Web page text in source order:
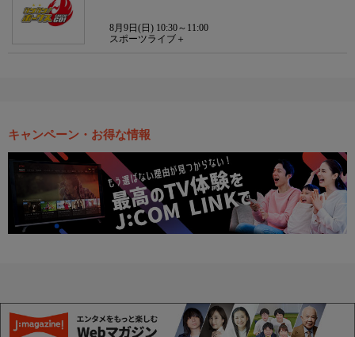
8月9日(日) 10:30～11:00
スポーツライブ＋
キャンペーン・お得な情報